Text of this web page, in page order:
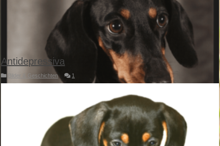
Mein Dackel ist nicht nur ein Dackel, er ist Teil meiner Familie!
Antidepressiva
Bilder & Geschichten 1